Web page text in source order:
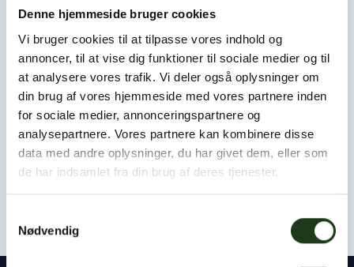
Denne hjemmeside bruger cookies
Vi bruger cookies til at tilpasse vores indhold og
annoncer, til at vise dig funktioner til sociale medier og til
at analysere vores trafik. Vi deler også oplysninger om
din brug af vores hjemmeside med vores partnere inden
for sociale medier, annonceringspartnere og
analysepartnere. Vores partnere kan kombinere disse
data med andre oplysninger, du har givet dem, eller som
de har indsamlet fra din brug af deres tjenester.
Nødvendig
Byens Bedemand
Byens Bedemand har åbent hele døgnet, og du er altid
velkommen til at ringe og høre nærmere.
Som udgangspunkt kan vi være hos jer eller i afdødes
hjem inden for få timer.
Kontakt os døgnet rundt